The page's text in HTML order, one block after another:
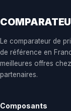
Le comparateur de
de référence en
meilleures offres
partenaires.
Composants